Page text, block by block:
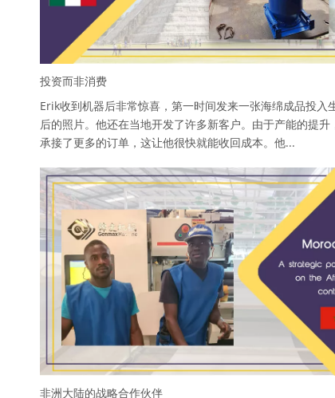
投资而非消费
Erik收到机器后非常惊喜，第一时间发来一张海绵成品投入
后的照片。他还在当地开发了许多新客户。由于产能的提升
承接了更多的订单，这让他很快就能收回成本。他...
非洲大陆的战略合作伙伴